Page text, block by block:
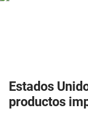
Estados
productos